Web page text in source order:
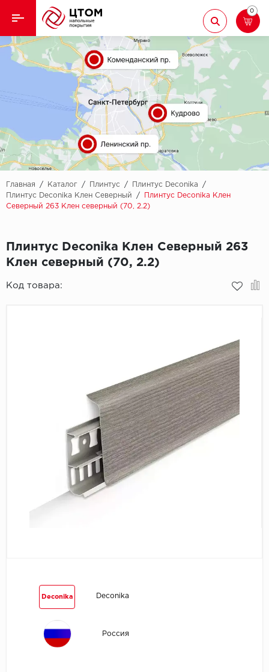
Назад
Кварцвиниловая плитка
Назад
Aberhof
Adelar
Alfa
AllureFloor
Alpine floor
Classen
CorkArt Vinyl
CronaFloor
Damy Floor
Ламинат
Ковролин
Линолеум
Паркет
Паркетная доска
Подложка
Пробковое покрытие
0
Главная / Каталог / Плинтус / Плинтус Deconika
/
Плинтус Deconika Клен Северный
/
Плинтус Deconika Клен
Северный 263 Клен северный (70, 2.2)
Плинтус Deconika Клен Северный 263
Клен северный (70, 2.2)
Код товара:
Deconika Deconika
Россия